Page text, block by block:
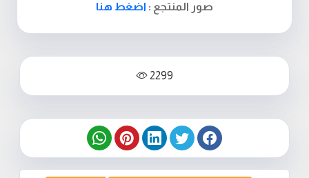
صور المنتجع : اضغط هنا
2299